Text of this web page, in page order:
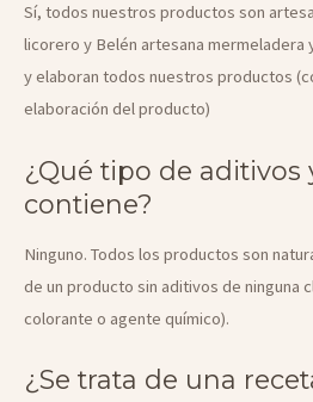
Sí, todos nuestros productos son
licorero y Belén artesana mermeladera
y elaboran todos nuestros productos
elaboración del producto)
¿Qué tipo de aditivos
contiene?
Ninguno. Todos los productos son
de un producto sin aditivos de ninguna
colorante o agente químico).
¿Se trata de una